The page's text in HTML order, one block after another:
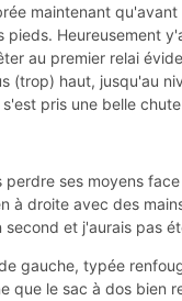
maintenant
pieds. Heureusement
au premier relai
(trop) haut, jusqu'au
pris une belle
ses moyens
à droite avec des
second et j'aurais pas
gauche, typée
que le sac à dos bien